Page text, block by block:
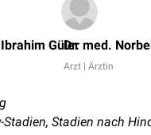
GülerDr. med.
Arzt | Ärztin
Stadien nach